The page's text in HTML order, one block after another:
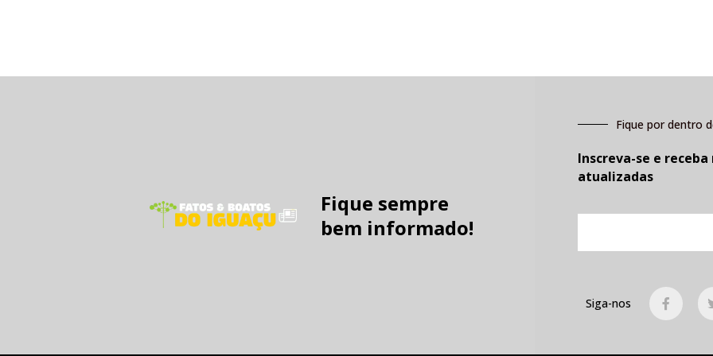
Fique sempre
bem informado!
Fique por dentro
Inscreva-se e
atualizadas
Siga-nos
F
a
c